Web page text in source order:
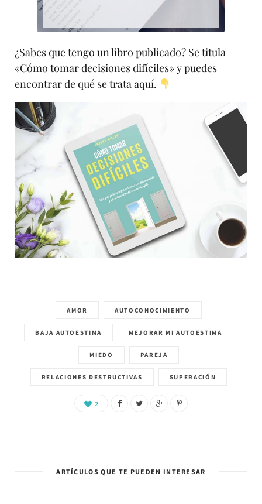
¿Sabes que tengo un libro publicado? Se titula
«Cómo tomar decisiones difíciles» y puedes
encontrar de qué se trata aquí.
AMOR AUTOCONOCIMIENTO
BAJA AUTOESTIMA MEJORAR MI AUTOESTIMA
MIEDO PAREJA
RELACIONES DESTRUCTIVAS SUPERACIÓN
2
ARTÍCULOS QUE TE PUEDEN INTERESAR